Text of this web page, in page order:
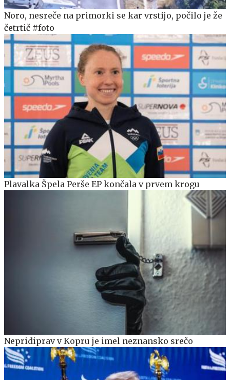
Noro, nesreče na primorki se kar vrstijo, počilo je že
četrtič #foto
Plavalka Špela Perše EP končala v prvem krogu
Nepridiprav v Kopru je imel neznansko srečo